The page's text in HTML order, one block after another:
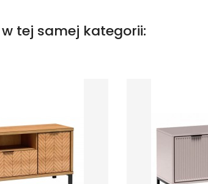
tej samej kategorii: